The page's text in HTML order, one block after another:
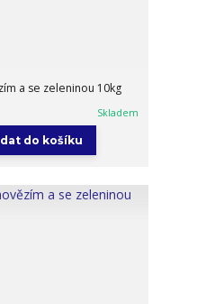
a se zeleninou 10kg
Skladem
do košíku